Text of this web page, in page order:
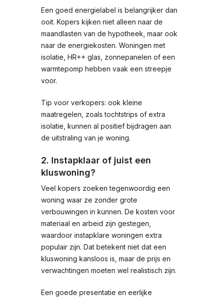
Een goed energielabel is belangrijker dan
ooit. Kopers kijken niet alleen naar de
maandlasten van de hypotheek, maar ook
naar de energiekosten. Woningen met
isolatie, HR++ glas, zonnepanelen of een
warmtepomp hebben vaak een streepje
voor.
Tip voor verkopers: ook kleine
maatregelen, zoals tochtstrips of extra
isolatie, kunnen al positief bijdragen aan
de uitstraling van je woning.
2. Instapklaar of juist een
kluswoning?
Veel kopers zoeken tegenwoordig een
woning waar ze zonder grote
verbouwingen in kunnen. De kosten voor
materiaal en arbeid zijn gestegen,
waardoor instapklare woningen extra
populair zijn. Dat betekent niet dat een
kluswoning kansloos is, maar de prijs en
verwachtingen moeten wel realistisch zijn.
Een goede presentatie en eerlijke